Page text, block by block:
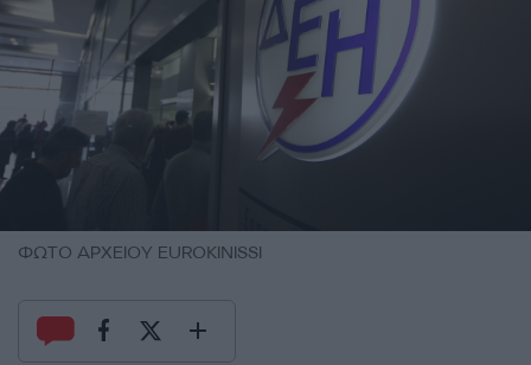
ΦΩΤΟ ΑΡΧΕΙΟΥ EUROKINISSI